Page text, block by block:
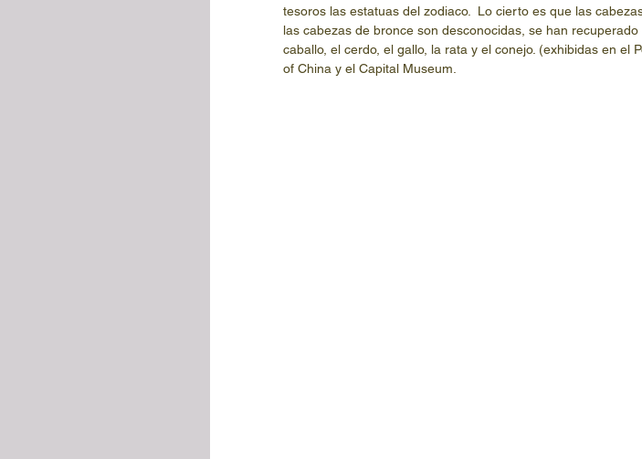
tesoros las estatuas del zodiaco.  Lo cierto es que las
las cabezas de bronce son desconocidas, se han
caballo, el cerdo, el gallo, la rata y el conejo. (exhibidas en el
of China y el Capital Museum.